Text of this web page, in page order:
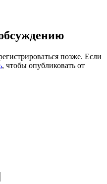
позже. Если
, чтобы опубликовать от